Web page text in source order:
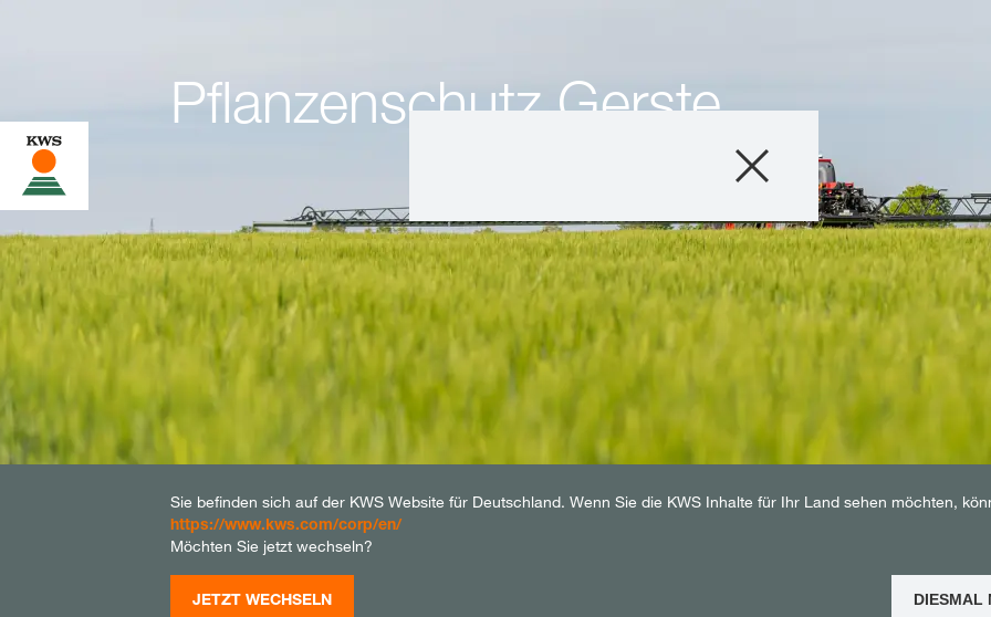
Beratung
Stories & Events
Digitale Services
Über uns
Sie befinden sich auf der KWS Website für Deutschland. Wenn Sie die KWS Inhalte für Ihr Land sehen möchten,
https://www.kws.com/corp/en/
Möchten Sie jetzt wechseln?
JETZT WECHSELN DIESMAL
Pflanzenschutz Gerste